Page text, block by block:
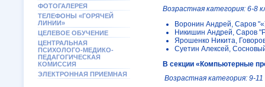
ФОТОГАЛЕРЕЯ
ТЕЛЕФОНЫ «ГОРЯЧЕЙ
ЛИНИИ»
ЦЕЛЕВОЕ ОБУЧЕНИЕ
ЦЕНТРАЛЬНАЯ
ПСИХОЛОГО-МЕДИКО-
ПЕДАГОГИЧЕСКАЯ
КОМИССИЯ
ЭЛЕКТРОННАЯ ПРИЕМНАЯ
Возрастная категория: 6-8
Воронин Андрей, Саров
Никишин Андрей, Саров
Ярошенко Никита,
Суетин Алексей,
В секции «Компьютерные
Возрастная категория: 9-11